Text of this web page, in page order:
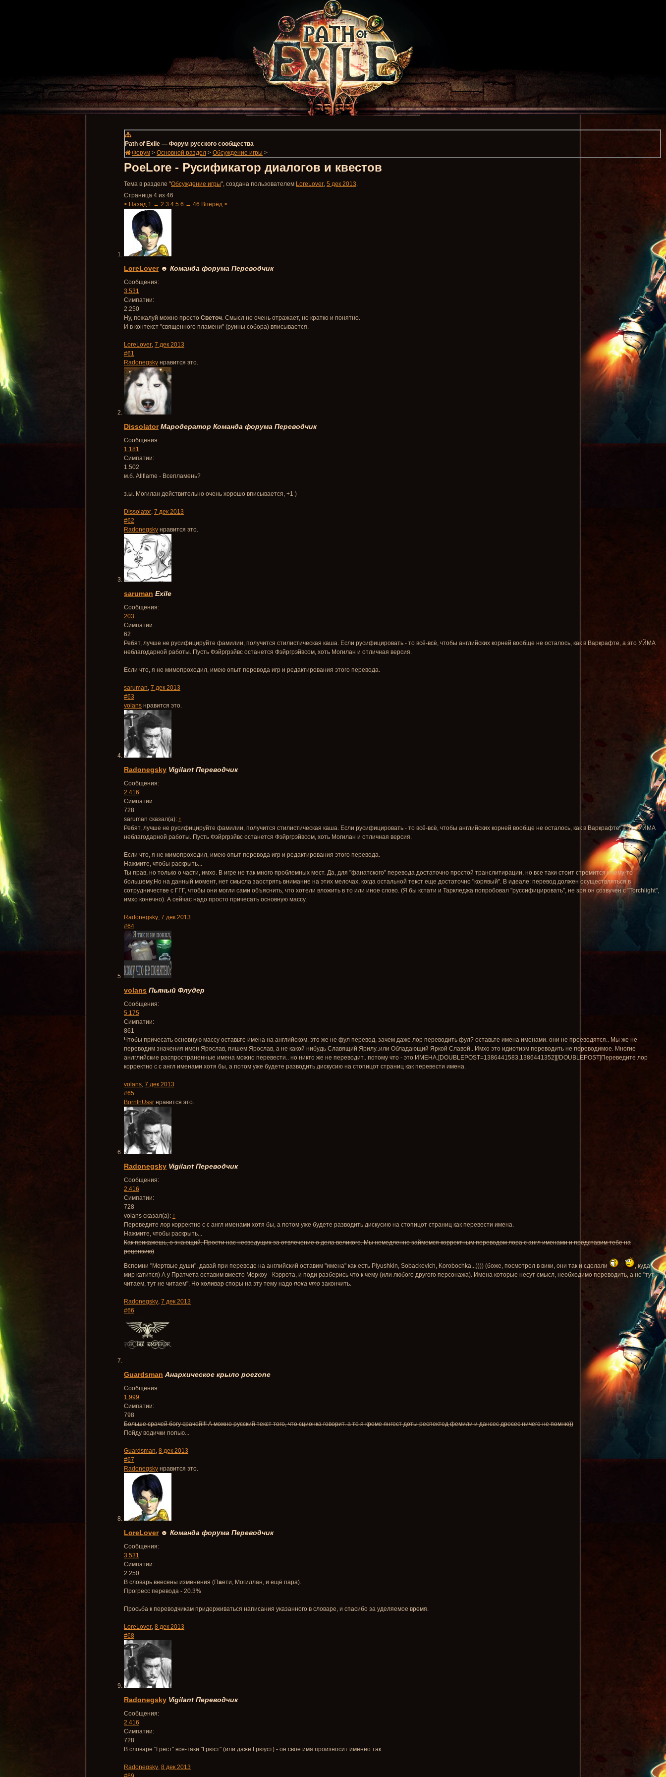
Path of Exile — Форум русского сообщества
Форум > Основной раздел > Обсуждение игры >
PoeLore - Русификатор диалогов и квестов
Тема в разделе "Обсуждение игры", создана пользователем LoreLover, 5 дек 2013.
Страница 4 из 46
< Назад 1 ← 2 3 4 5 6 → 46 Вперёд >
LoreLover ☻ Команда форума Переводчик
Сообщения:
3.531
Симпатии:
2.250
Ну, пожалуй можно просто Светоч. Смысл не очень отражает, но кратко и понятно.
И в контекст "священного пламени" (руины собора) вписывается.
LoreLover, 7 дек 2013
#61
Radonegsky нравится это.
Dissolator Мародератор Команда форума Переводчик
Сообщения:
1.181
Симпатии:
1.502
м.б. Allflame - Всепламень?
з.ы. Могилан действительно очень хорошо вписывается, +1 )
Dissolator, 7 дек 2013
#62
Radonegsky нравится это.
saruman Exile
Сообщения:
203
Симпатии:
62
Ребят, лучше не русифицируйте фамилии, получится стилистическая каша. Если русифицировать - то всё-всё, чтобы английских корней вообще не осталось, как в Варкрафте, а это УЙМА
неблагодарной работы. Пусть Фэйргрэйвс останется Фэйргрэйвсом, хоть Могилан и отличная версия.
Если что, я не мимопроходил, имею опыт перевода игр и редактирования этого перевода.
saruman, 7 дек 2013
#63
volans нравится это.
Radonegsky Vigilant Переводчик
Сообщения:
2.416
Симпатии:
728
saruman сказал(а): ↑
Ребят, лучше не русифицируйте фамилии, получится стилистическая каша. Если русифицировать - то всё-всё, чтобы английских корней вообще не осталось, как в Варкрафте, а это УЙМА
неблагодарной работы. Пусть Фэйргрэйвс останется Фэйргрэйвсом, хоть Могилан и отличная версия.
Если что, я не мимопроходил, имею опыт перевода игр и редактирования этого перевода.
Нажмите, чтобы раскрыть...
Ты прав, но только о части, имхо. В игре не так много проблемных мест. Да, для "фанатского" перевода достаточно простой транслитирации, но все таки стоит стремится к чему-то
большему.Но на данный момент, нет смысла заострять внимание на этих мелочах, когда остальной текст еще достаточно "корявый". В идеале: перевод должен осуществляться в
сотрудничестве с ГГГ, чтобы они могли сами объяснить, что хотели вложить в то или иное слово. (Я бы кстати и Таркледжа попробовал "руссифицировать", не зря он созвучен с "Torchlight",
имхо конечно). А сейчас надо просто причесать основную массу.
Radonegsky, 7 дек 2013
#64
volans Пьяный Флудер
Сообщения:
5.175
Симпатии:
861
Чтобы причесать основную массу оставьте имена на английском. это же не фул перевод, зачем даже лор переводить фул? оставьте имена именами. они не прееводятся.. Мы же не
переводим значения имен Ярослав, пишем Ярослав, а не какой нибудь Славящий Ярилу..или Обладающий Яркой Славой.. Имхо это идиотизм переводить не переводимое. Многие
анлглийские распространенные имена можно перевести.. но никто же не переводит.. потому что - это ИМЕНА.[DOUBLEPOST=1386441583,1386441352][/DOUBLEPOST]Переведите лор
корректно с с англ именами хотя бы, а потом уже будете разводить дискусию на стопицот страниц как перевести имена.
volans, 7 дек 2013
#65
BornInUssr нравится это.
Radonegsky Vigilant Переводчик
Сообщения:
2.416
Симпатии:
728
volans сказал(а): ↑
Переведите лор корректно с с англ именами хотя бы, а потом уже будете разводить дискусию на стопицот страниц как перевести имена.
Нажмите, чтобы раскрыть...
Как прикажешь, о знающий. Прости нас несведущих за отвлечение о дела великого. Мы немедленно займемся корректным переводом лора с англ именами и представим тебе на
рецензию)
Вспомни "Мертвые души", давай при переводе на английский оставим "имена" как есть Plyushkin, Sobackevich, Korobochka...)))) (боже, посмотрел в вики, они так и сделали
, куда
мир катится) А у Пратчета оставим вместо Моркоу - Кэррота, и поди разберись что к чему (или любого другого персонажа). Имена которые несут смысл, необходимо переводить, а не "тут
читаем, тут не читаем". Но холивар споры на эту тему надо пока что закончить.
Radonegsky, 7 дек 2013
#66
Guardsman Анархическое крыло poezone
Сообщения:
1.999
Симпатии:
798
Больше срачей богу срачей!!! А можно русский текст того, что сционка говорит. а то я кроме янгест доты респектед фемили и дансес дресес ничего не помню))
Пойду водички попью...
Guardsman, 8 дек 2013
#67
Radonegsky нравится это.
LoreLover ☻ Команда форума Переводчик
Сообщения:
3.531
Симпатии:
2.250
В словарь внесены изменения (Паети, Могиллан, и ещё пара).
Прогресс перевода - 20.3%
Просьба к переводчикам придерживаться написания указанного в словаре, и спасибо за уделяемое время.
LoreLover, 8 дек 2013
#68
Radonegsky Vigilant Переводчик
Сообщения:
2.416
Симпатии:
728
В словаре "Грест" все-таки "Грюст" (или даже Грюуст) - он свое имя произносит именно так.
Radonegsky, 8 дек 2013